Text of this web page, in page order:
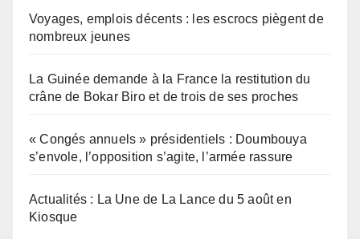
Voyages, emplois décents : les escrocs piègent de
nombreux jeunes
La Guinée demande à la France la restitution du
crâne de Bokar Biro et de trois de ses proches
« Congés annuels » présidentiels : Doumbouya
s’envole, l’opposition s’agite, l’armée rassure
Actualités : La Une de La Lance du 5 août en
Kiosque